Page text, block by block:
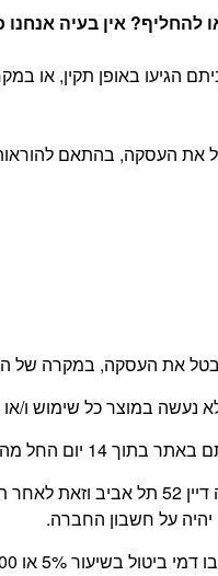
אין בעיה אנחנו
הגיעו באופן תקין, או
חוק הגנת הצרכן, התשמ”א-
את העסקה, במקרה של
נעשה במוצר כל שימוש
מהיום שהגיע לידיכם.
החזרת המוצר תעשה על ידי
על חשבון החברה.
5% או 100 ש”ח לפי הנמוך.